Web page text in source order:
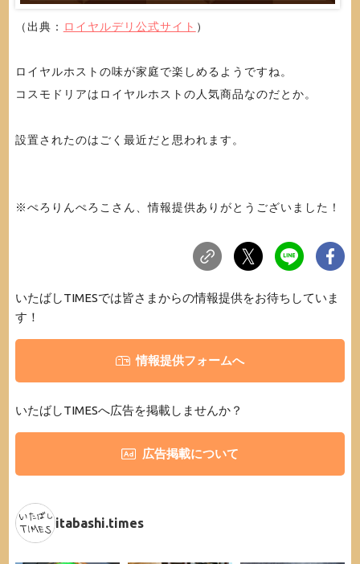
（出典： ロイヤルデリ公式サイト ）
ロイヤルホストの味が家庭で楽しめるようですね。
コスモドリアはロイヤルホストの人気商品なのだとか。
設置されたのはごく最近だと思われます。
※ぺろりんぺろこさん、情報提供ありがとうございました！
いたばしTIMESでは皆さまからの情報提供をお待ちしていま
す！
情報提供フォームへ
いたばしTIMESへ広告を掲載しませんか？
広告掲載について
itabashi.times